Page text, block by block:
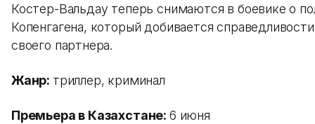
Костер-Вальдау теперь снимаются в боевике о
Копенгагена, который добивается
своего партнера.
Жанр: триллер, криминал
Премьера в Казахстане: 6 июня